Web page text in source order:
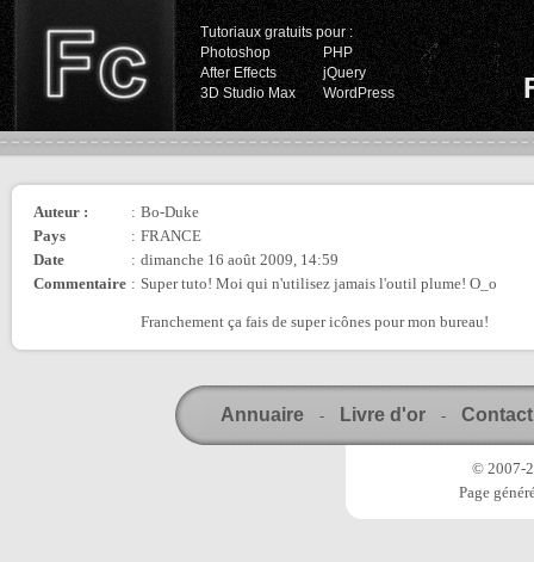
Tutoriaux gratuits pour :
Photoshop
PHP
After Effects
jQuery
3D Studio Max
WordPress
Auteur : : Bo-Duke
Pays
: FRANCE
Date
: dimanche 16 août 2009, 14:59
Commentaire : Super tuto! Moi qui n'utilisez jamais l'outil plume! O_o
Franchement ça fais de super icônes pour mon bureau!
Annuaire - Livre d'or - Contact
© 2007-
Page